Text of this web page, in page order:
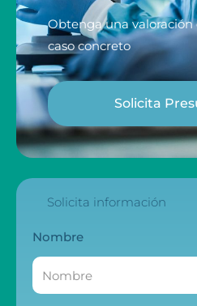
Obtenga una valoración
caso concreto
Solicita
Solicita información
Nombre